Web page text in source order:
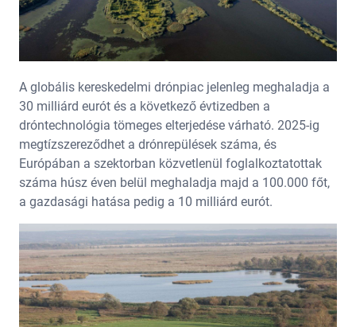
A globális kereskedelmi drónpiac jelenleg meghaladja a
30 milliárd eurót és a következő évtizedben a
dróntechnológia tömeges elterjedése várható. 2025-ig
megtízszereződhet a drónrepülések száma, és
Európában a szektorban közvetlenül foglalkoztatottak
száma húsz éven belül meghaladja majd a 100.000 főt,
a gazdasági hatása pedig a 10 milliárd eurót.